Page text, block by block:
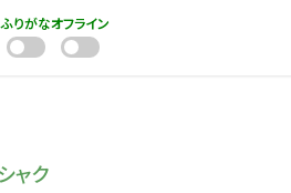
ふりがなオフライン
ャク